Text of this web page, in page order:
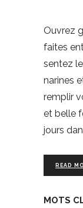
Ouvrez
faites
sentez
narines
remplir
et belle
jours
READ
MOTS